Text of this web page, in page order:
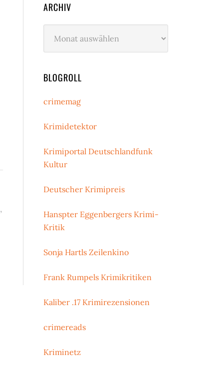
,
ARCHIV
BLOGROLL
crimemag
Krimidetektor
Krimiportal Deutschlandfunk
Kultur
Deutscher Krimipreis
Hanspter Eggenbergers Krimi-
Kritik
Sonja Hartls Zeilenkino
Frank Rumpels Krimikritiken
Kaliber .17 Krimirezensionen
crimereads
Kriminetz